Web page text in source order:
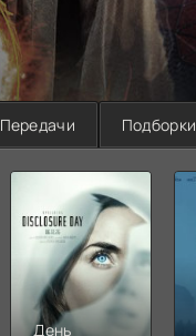
Передачи Подборки
День